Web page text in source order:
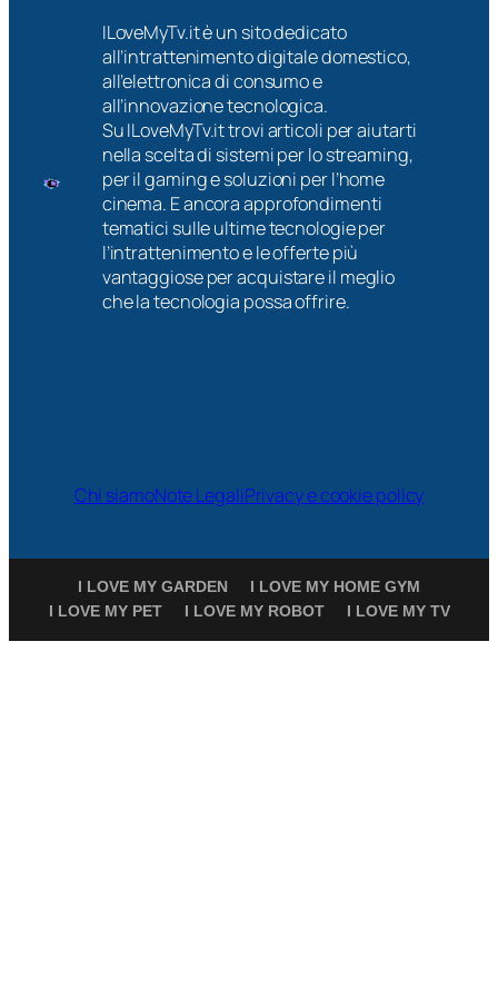
ILoveMyTv.it è un sito dedicato
all’intrattenimento digitale domestico,
all’elettronica di consumo e
all’innovazione tecnologica.
Su ILoveMyTv.it trovi articoli per aiutarti
nella scelta di sistemi per lo streaming,
per il gaming e soluzioni per l’home
cinema. E ancora approfondimenti
tematici sulle ultime tecnologie per
l’intrattenimento e le offerte più
vantaggiose per acquistare il meglio
che la tecnologia possa offrire.
Chi siamoNote LegaliPrivacy e cookie policy
I LOVE MY GARDEN
I LOVE MY HOME GYM
I LOVE MY PET
I LOVE MY ROBOT I LOVE MY TV